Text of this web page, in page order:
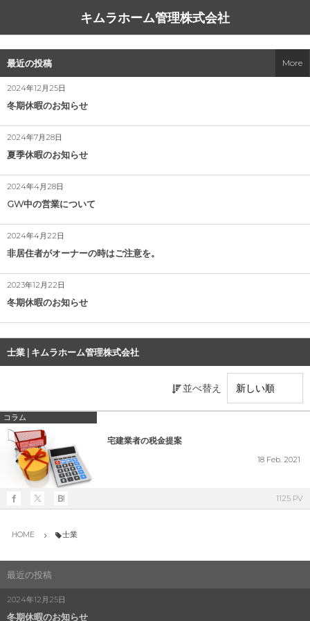
キムラホーム管理株式会社
最近の投稿
2024年12月25日
冬期休暇のお知らせ
2024年7月28日
夏季休暇のお知らせ
2024年4月28日
GW中の営業について
2024年4月22日
非居住者がオーナーの時はご注意を。
2023年12月22日
冬期休暇のお知らせ
More
士業 | キムラホーム管理株式会社
並べ替え
コラム
宅建業者の税金提案
18 Feb. 2021
1125 PV
HOME 士業
最近の投稿
2024年12月25日
冬期休暇のお知らせ
看板だけ貼っときますプラン（無料）
空き家管理
空き地管理
アパート・マンション管理
駐車場管理
高齢者の入居を難しくする事情
ハウスコム、外国籍専用店舗を新宿にオープン
自分の不動産の相場を知る方法
災害列島 にっぽん
引越す気にならない部屋
中小企業家しんぶん
アクセス
経営理念